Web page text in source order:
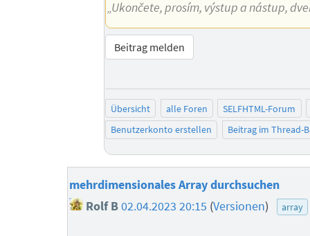
„Ukončete, prosím, výstup a nástup,
Beitrag melden
Übersicht alle Foren
SELFHTML-Forum
Benutzerkonto erstellen
Beitrag im Thread-
mehrdimensionales Array durchsuchen
Rolf B 02.04.2023 20:15 (Versionen) array